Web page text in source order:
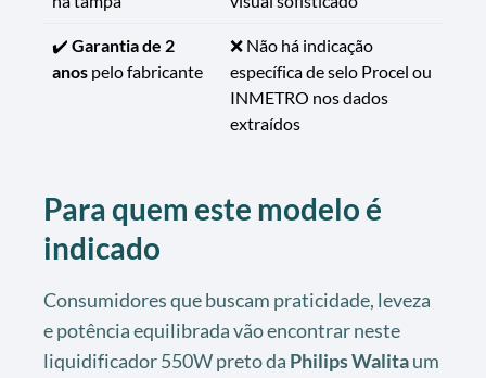
✔️ Garantia de 2
anos pelo fabricante
❌ Não há indicação
específica de selo Procel ou
INMETRO nos dados
extraídos
Para quem este modelo é
indicado
Consumidores que buscam praticidade, leveza
e potência equilibrada vão encontrar neste
liquidificador 550W preto da Philips Walitaum